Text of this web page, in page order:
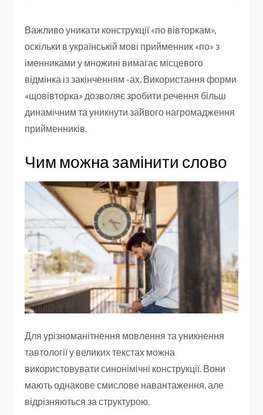
Важливо уникати конструкції «по вівторкам»,
оскільки в українській мові прийменник «по» з
іменниками у множині вимагає місцевого
відмінка із закінченням -ах. Використання форми
«щовівторка» дозволяє зробити речення більш
динамічним та уникнути зайвого нагромадження
прийменників.
Чим можна замінити слово
Для урізноманітнення мовлення та уникнення
тавтології у великих текстах можна
використовувати синонімічні конструкції. Вони
мають однакове смислове навантаження, але
відрізняються за структурою.